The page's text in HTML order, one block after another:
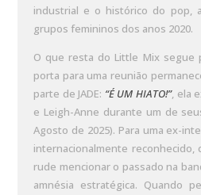
industrial e o histórico do pop,
grupos femininos dos anos 2020.
O que resta do Little Mix segue
porta para uma reunião
parte de JADE: “É UM HIATO!”, ela
e Leigh-Anne durante um de
Agosto de 2025). Para uma ex-
internacionalmente reconhecido,
rude mencionar o passado na
amnésia estratégica. Quando